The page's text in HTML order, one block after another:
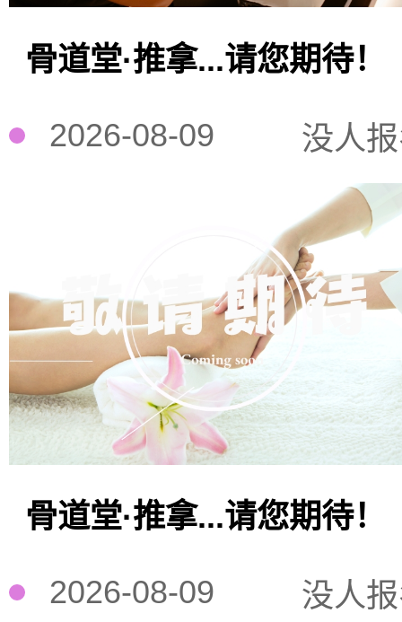
骨道堂·推拿...请您期待！
2026-08-09 没人
骨道堂·推拿...请您期待！
2026-08-09 没人